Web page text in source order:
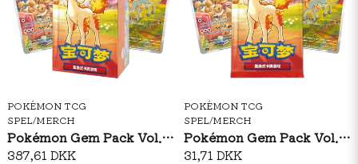
POKÉMON TCG
SPEL/MERCH
Pokémon Gem Pack Vol. 4 Booster Box (S-CH)
387,61 DKK
POKÉMON TCG
SPEL/MERCH
Pokémon Gem Pack Vol. 4 Booster Pack (S-CH)
31,71 DKK